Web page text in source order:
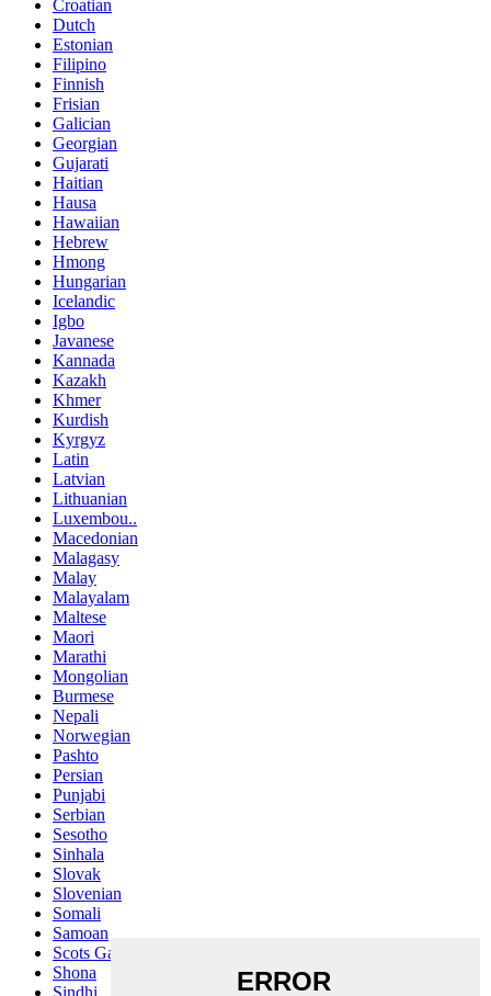
Croatian
Dutch
Estonian
Filipino
Finnish
Frisian
Galician
Georgian
Gujarati
Haitian
Hausa
Hawaiian
Hebrew
Hmong
Hungarian
Icelandic
Igbo
Javanese
Kannada
Kazakh
Khmer
Kurdish
Kyrgyz
Latin
Latvian
Lithuanian
Luxembou..
Macedonian
Malagasy
Malay
Malayalam
Maltese
Maori
Marathi
Mongolian
Burmese
Nepali
Norwegian
Pashto
Persian
Punjabi
Serbian
Sesotho
Sinhala
Slovak
Slovenian
Somali
Samoan
Scots Gaelic
Shona
Sindhi